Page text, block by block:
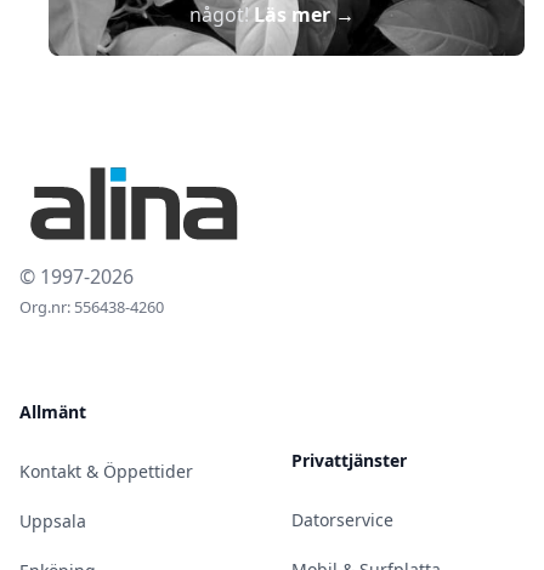
något!Läs mer→
© 1997-2026
Org.nr: 556438-4260
Allmänt
Kontakt & Öppettider
Uppsala
Privattjänster
Datorservice